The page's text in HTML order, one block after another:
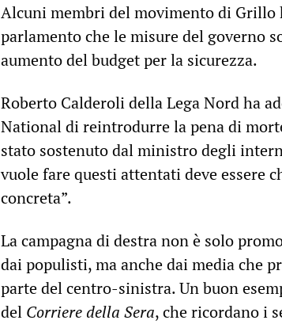
Alcuni membri del movimento di Grillo
parlamento che le misure del governo
aumento del budget per la sicurezza.
Roberto Calderoli della Lega Nord ha
National di reintrodurre la pena di
stato sostenuto dal ministro degli
vuole fare questi attentati deve essere
concreta”.
La campagna di destra non è solo
dai populisti, ma anche dai media che
parte del centro-sinistra. Un buon
del Corriere della Sera, che ricordano i